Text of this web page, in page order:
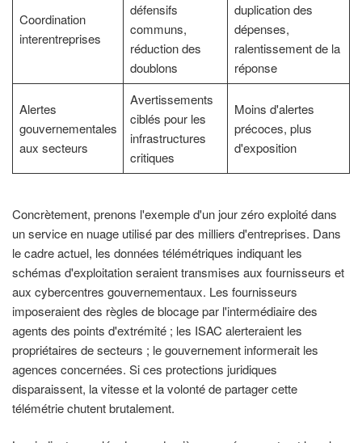
Coordination
interentreprises
défensifs
communs,
réduction des
doublons
duplication des
dépenses,
ralentissement de la
réponse
Alertes
gouvernementales
aux secteurs
Avertissements
ciblés pour les
infrastructures
critiques
Moins d'alertes
précoces, plus
d'exposition
Concrètement, prenons l'exemple d'un jour zéro exploité dans
un service en nuage utilisé par des milliers d'entreprises. Dans
le cadre actuel, les données télémétriques indiquant les
schémas d'exploitation seraient transmises aux fournisseurs et
aux cybercentres gouvernementaux. Les fournisseurs
imposeraient des règles de blocage par l'intermédiaire des
agents des points d'extrémité ; les ISAC alerteraient les
propriétaires de secteurs ; le gouvernement informerait les
agences concernées. Si ces protections juridiques
disparaissent, la vitesse et la volonté de partager cette
télémétrie chutent brutalement.